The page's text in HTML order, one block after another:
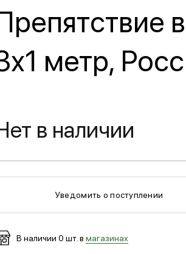
метр,
в наличии
Уведомить о поступлении
В наличии 0 шт. в магазинах